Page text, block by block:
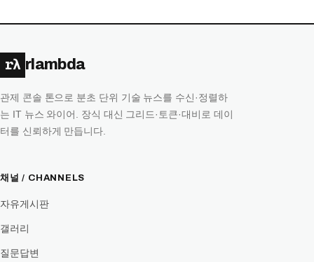
rλ rlambda
관제 콘솔 톤으로 분초 단위 기술 뉴스를 수신·정렬하
는 IT 뉴스 와이어. 장식 대신 그리드·토큰·대비로 데이
터를 신뢰하게 만듭니다.
채널 / CHANNELS
자유게시판
갤러리
질문답변